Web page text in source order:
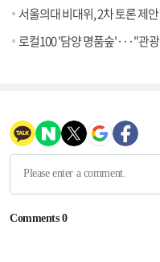
서울의대 비대위, 2차 토론 제
로컬100 '담양 명품숲'···"관광